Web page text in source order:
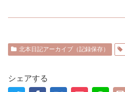
北本日記アーカイブ（記録保存）
シェアする